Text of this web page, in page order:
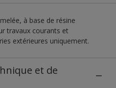
à base de résine
travaux courants et
extérieures uniquement.
et de